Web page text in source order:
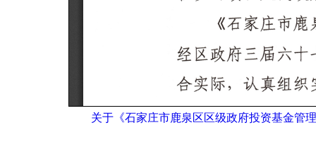
关于《石家庄市鹿泉区区级政府投资基金管